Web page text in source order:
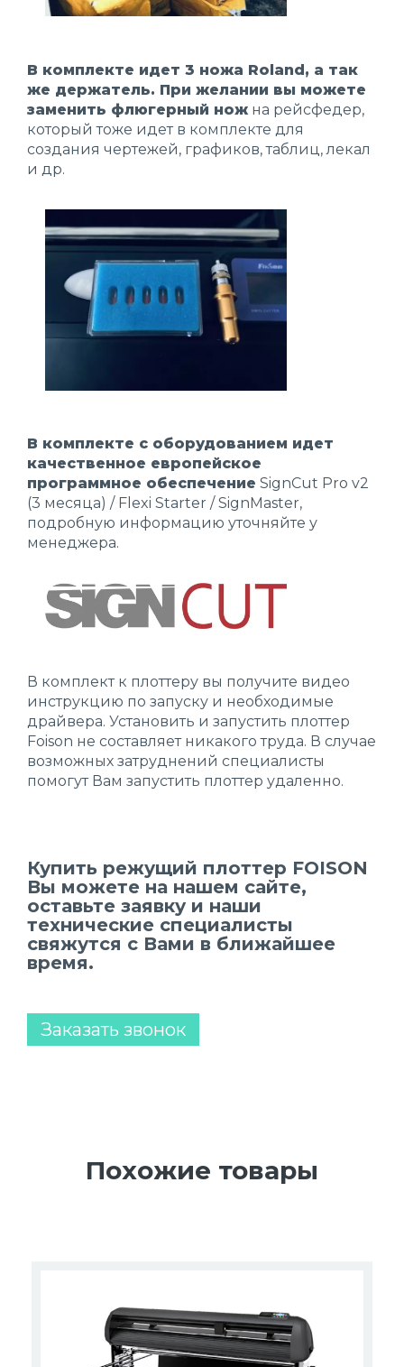
В комплекте идет 3 ножа Roland, а так
же держатель. При желании вы можете
заменить флюгерный нож на рейсфедер,
который тоже идет в комплекте для
создания чертежей, графиков, таблиц, лекал
и др.
В комплекте с оборудованием идет
качественное европейское
программное обеспечение SignCut Pro v2
(3 месяца) / Flexi Starter / SignMaster,
подробную информацию уточняйте у
менеджера.
В комплект к плоттеру вы получите видео
инструкцию по запуску и необходимые
драйвера. Установить и запустить плоттер
Foison не составляет никакого труда. В случае
возможных затруднений специалисты
помогут Вам запустить плоттер удаленно.
Купить режущий плоттер FOISON
Вы можете на нашем сайте,
оставьте заявку и наши
технические специалисты
свяжутся с Вами в ближайшее
время.
Заказать звонок
Похожие товары